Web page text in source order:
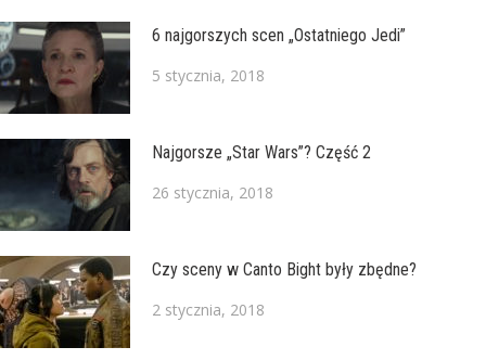
6 najgorszych scen „Ostatniego Jedi”
5 stycznia, 2018
Najgorsze „Star Wars”? Część 2
26 stycznia, 2018
Czy sceny w Canto Bight były zbędne?
2 stycznia, 2018